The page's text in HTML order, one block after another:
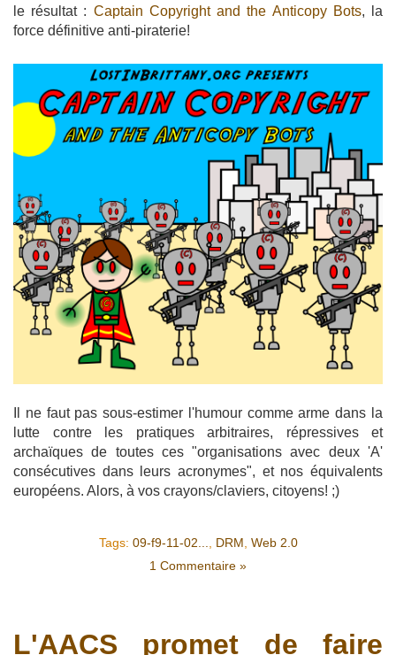
le résultat : Captain Copyright and the Anticopy Bots, la
force définitive anti-piraterie!
Il ne faut pas sous-estimer l'humour comme arme dans la
lutte contre les pratiques arbitraires, répressives et
archaïques de toutes ces "organisations avec deux 'A'
consécutives dans leurs acronymes", et nos équivalents
européens. Alors, à vos crayons/claviers, citoyens! ;)
Tags: 09-f9-11-02... DRM Web 2.0
1 Commentaire »
L'AACS promet de faire